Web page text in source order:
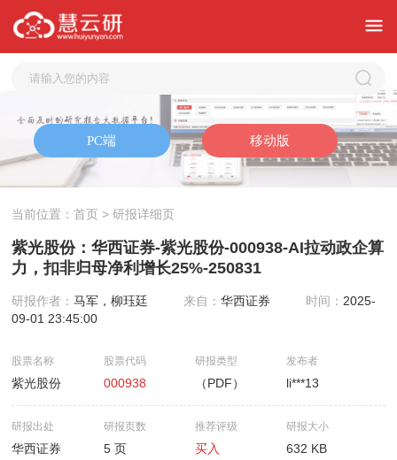
当前位置：首页 > 研报详细页
紫光股份：华西证券-紫光股份-000938-AI拉动政企算
力，扣非归母净利增长25%-250831
研报作者：马军，柳珏廷 来自：华西证券 时间： 2025-
09-01 23:45:00
股票名称
紫光股份
股票代码
000938
研报类型
（PDF）
发布者
li***13
研报出处
华西证券
研报页数
5 页
推荐评级
买入
研报大小
632 KB